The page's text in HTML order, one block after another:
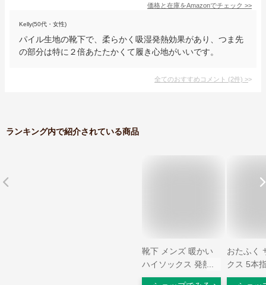
価格と在庫をAmazonでチェック >>
Kelly(50代・女性)
パイル生地の靴下で、柔らかく吸湿発熱効果があり、つま先
の部分は特に２倍あたたかくて履き心地がいいです。
全てのおすすめコメント (2件) >
ランキング内で紹介されている商品
靴下 メンズ 暖かい
ハイソックス 発熱
保温 防寒 作業用 イ
おたふく
クス 5本
JW-159(